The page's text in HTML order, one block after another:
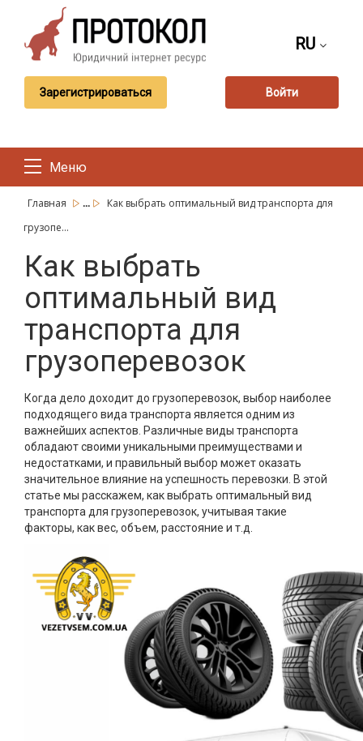
RU
Зарегистрироваться Войти
Меню
Главная ...
Как выбрать оптимальный вид транспорта для
грузопе...
Как выбрать
оптимальный вид
транспорта для
грузоперевозок
Когда дело доходит до грузоперевозок, выбор наиболее
подходящего вида транспорта является одним из
важнейших аспектов. Различные виды транспорта
обладают своими уникальными преимуществами и
недостатками, и правильный выбор может оказать
значительное влияние на успешность перевозки. В этой
статье мы расскажем, как выбрать оптимальный вид
транспорта для грузоперевозок, учитывая такие
факторы, как вес, объем, расстояние и т.д.